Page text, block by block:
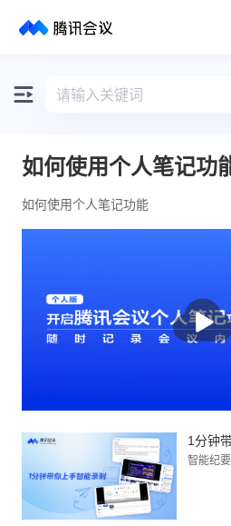
如何使用个人笔记功
如何使用个人笔记功能
放
1分钟
智能纪